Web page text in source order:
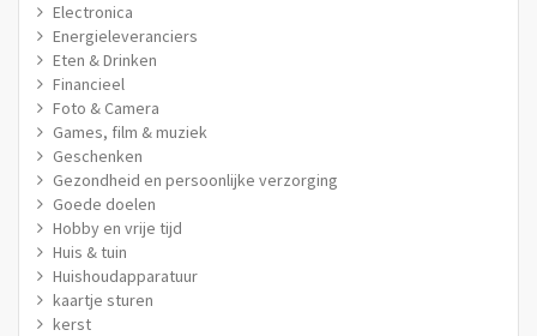
Electronica
Energieleveranciers
Eten & Drinken
Financieel
Foto & Camera
Games, film & muziek
Geschenken
Gezondheid en persoonlijke verzorging
Goede doelen
Hobby en vrije tijd
Huis & tuin
Huishoudapparatuur
kaartje sturen
kerst